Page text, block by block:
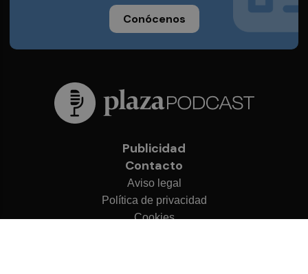
Conócenos
Publicidad
Contacto
Aviso legal
Política de privacidad
Cookies